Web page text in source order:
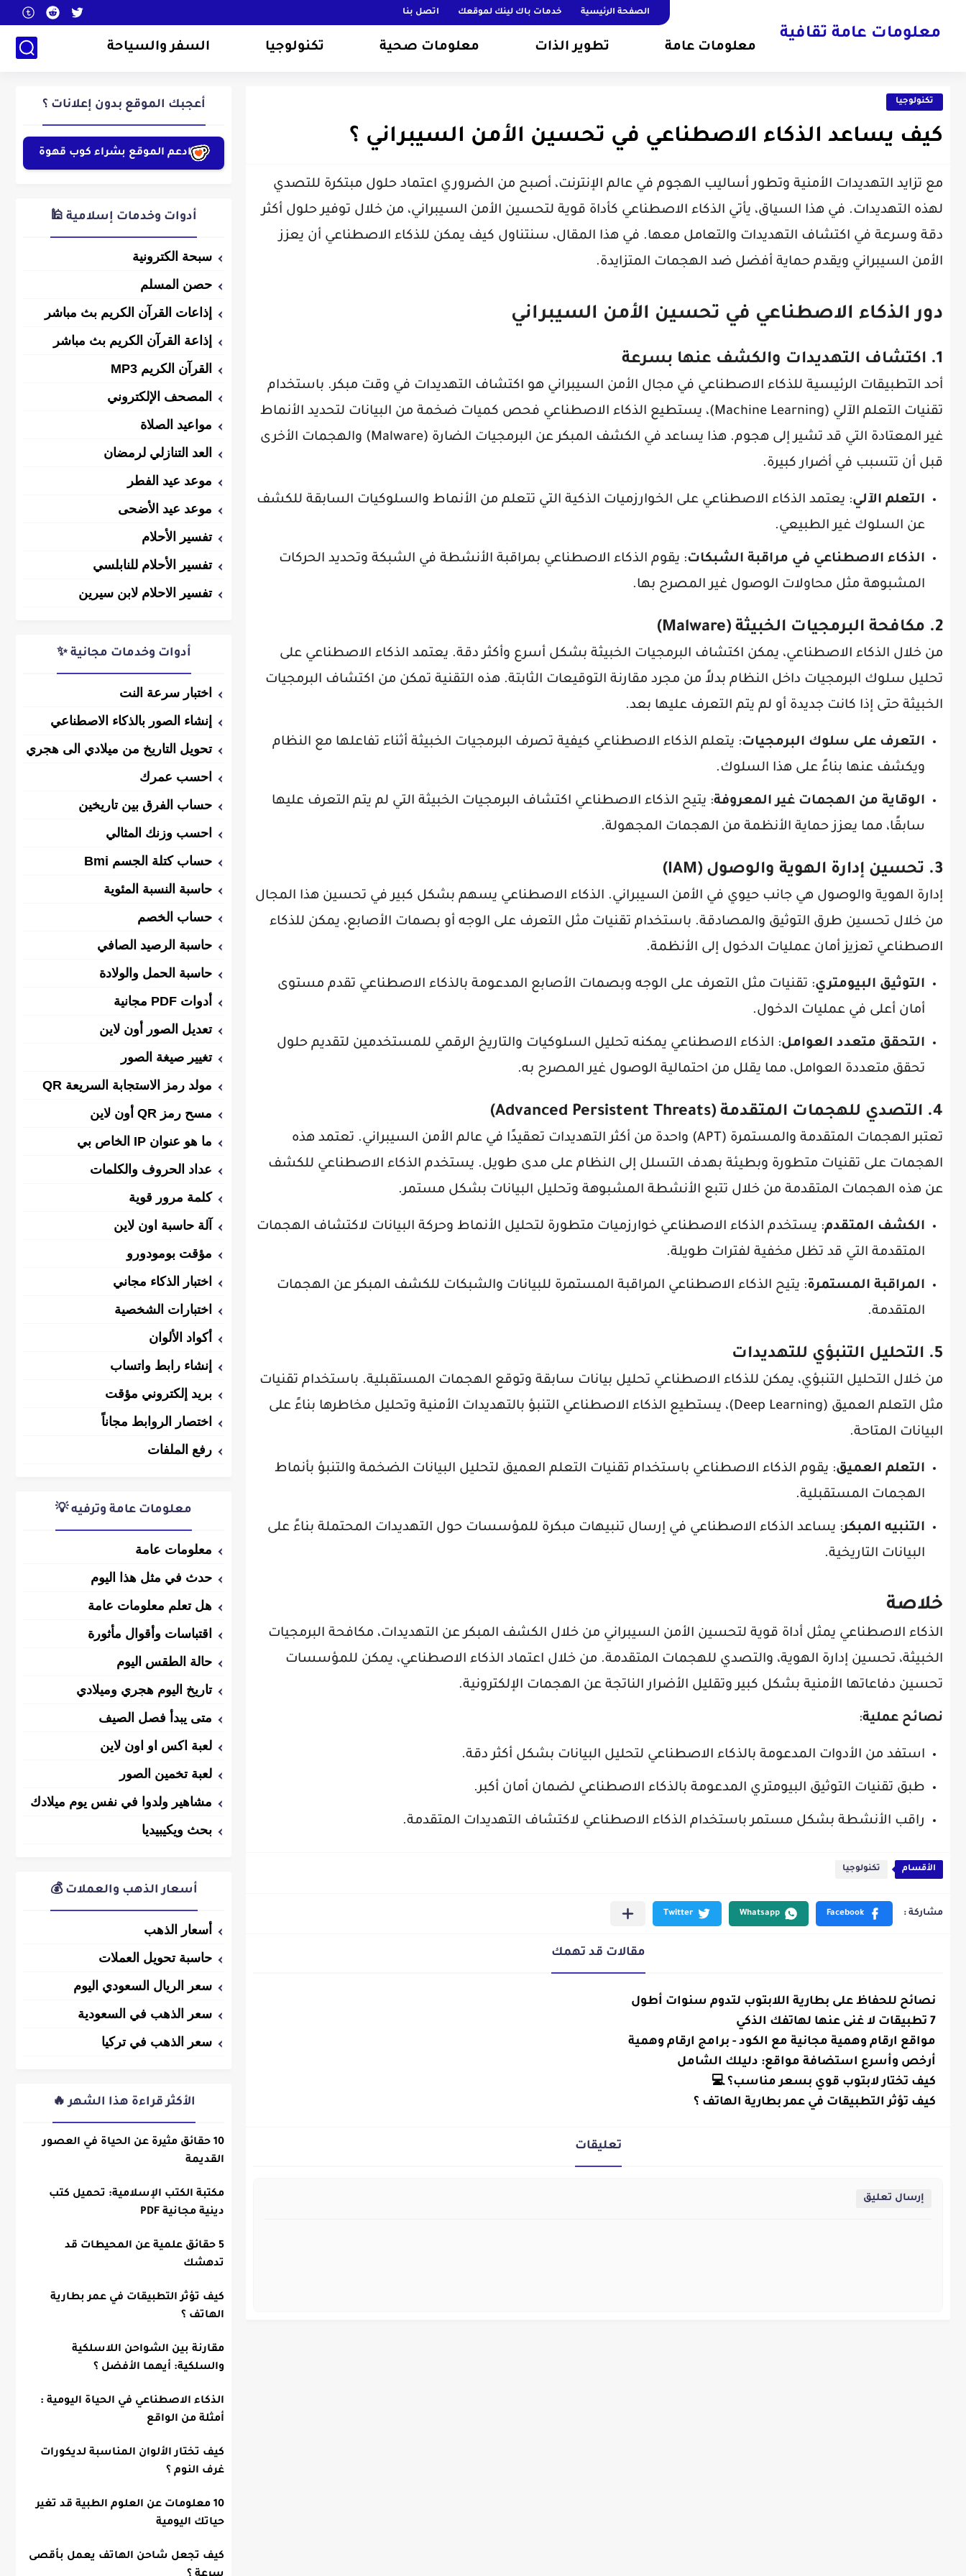
الصفحة الرئيسية خدمات باك لينك لموقعك اتصل بنا
معلومات عامة ثقافية
معلومات عامة تطوير الذات معلومات صحية تكنولوجيا السفر والسياحة
تكنولوجيا
كيف يساعد الذكاء الاصطناعي في تحسين الأمن السيبراني ؟
مع تزايد التهديدات الأمنية وتطور أساليب الهجوم في عالم الإنترنت، أصبح من الضروري اعتماد حلول مبتكرة للتصدي
لهذه التهديدات. في هذا السياق، يأتي الذكاء الاصطناعي كأداة قوية لتحسين الأمن السيبراني، من خلال توفير حلول أكثر
دقة وسرعة في اكتشاف التهديدات والتعامل معها. في هذا المقال، سنتناول كيف يمكن للذكاء الاصطناعي أن يعزز
الأمن السيبراني ويقدم حماية أفضل ضد الهجمات المتزايدة.
دور الذكاء الاصطناعي في تحسين الأمن السيبراني
1. اكتشاف التهديدات والكشف عنها بسرعة
أحد التطبيقات الرئيسية للذكاء الاصطناعي في مجال الأمن السيبراني هو اكتشاف التهديدات في وقت مبكر. باستخدام
تقنيات التعلم الآلي (Machine Learning)، يستطيع الذكاء الاصطناعي فحص كميات ضخمة من البيانات لتحديد الأنماط
غير المعتادة التي قد تشير إلى هجوم. هذا يساعد في الكشف المبكر عن البرمجيات الضارة (Malware) والهجمات الأخرى
قبل أن تتسبب في أضرار كبيرة.
التعلم الآلي: يعتمد الذكاء الاصطناعي على الخوارزميات الذكية التي تتعلم من الأنماط والسلوكيات السابقة للكشف
عن السلوك غير الطبيعي.
الذكاء الاصطناعي في مراقبة الشبكات: يقوم الذكاء الاصطناعي بمراقبة الأنشطة في الشبكة وتحديد الحركات
المشبوهة مثل محاولات الوصول غير المصرح بها.
2. مكافحة البرمجيات الخبيثة (Malware)
من خلال الذكاء الاصطناعي، يمكن اكتشاف البرمجيات الخبيثة بشكل أسرع وأكثر دقة. يعتمد الذكاء الاصطناعي على
تحليل سلوك البرمجيات داخل النظام بدلاً من مجرد مقارنة التوقيعات الثابتة. هذه التقنية تمكن من اكتشاف البرمجيات
الخبيثة حتى إذا كانت جديدة أو لم يتم التعرف عليها بعد.
التعرف على سلوك البرمجيات: يتعلم الذكاء الاصطناعي كيفية تصرف البرمجيات الخبيثة أثناء تفاعلها مع النظام
ويكشف عنها بناءً على هذا السلوك.
الوقاية من الهجمات غير المعروفة: يتيح الذكاء الاصطناعي اكتشاف البرمجيات الخبيثة التي لم يتم التعرف عليها
سابقًا، مما يعزز حماية الأنظمة من الهجمات المجهولة.
3. تحسين إدارة الهوية والوصول (IAM)
إدارة الهوية والوصول هي جانب حيوي في الأمن السيبراني. الذكاء الاصطناعي يسهم بشكل كبير في تحسين هذا المجال
من خلال تحسين طرق التوثيق والمصادقة. باستخدام تقنيات مثل التعرف على الوجه أو بصمات الأصابع، يمكن للذكاء
الاصطناعي تعزيز أمان عمليات الدخول إلى الأنظمة.
التوثيق البيومتري: تقنيات مثل التعرف على الوجه وبصمات الأصابع المدعومة بالذكاء الاصطناعي تقدم مستوى
أمان أعلى في عمليات الدخول.
التحقق متعدد العوامل: الذكاء الاصطناعي يمكنه تحليل السلوكيات والتاريخ الرقمي للمستخدمين لتقديم حلول
تحقق متعددة العوامل، مما يقلل من احتمالية الوصول غير المصرح به.
4. التصدي للهجمات المتقدمة (Advanced Persistent Threats)
تعتبر الهجمات المتقدمة والمستمرة (APT) واحدة من أكثر التهديدات تعقيدًا في عالم الأمن السيبراني. تعتمد هذه
الهجمات على تقنيات متطورة وبطيئة بهدف التسلل إلى النظام على مدى طويل. يستخدم الذكاء الاصطناعي للكشف
عن هذه الهجمات المتقدمة من خلال تتبع الأنشطة المشبوهة وتحليل البيانات بشكل مستمر.
الكشف المتقدم: يستخدم الذكاء الاصطناعي خوارزميات متطورة لتحليل الأنماط وحركة البيانات لاكتشاف الهجمات
المتقدمة التي قد تظل مخفية لفترات طويلة.
المراقبة المستمرة: يتيح الذكاء الاصطناعي المراقبة المستمرة للبيانات والشبكات للكشف المبكر عن الهجمات
المتقدمة.
5. التحليل التنبؤي للتهديدات
من خلال التحليل التنبؤي، يمكن للذكاء الاصطناعي تحليل بيانات سابقة وتوقع الهجمات المستقبلية. باستخدام تقنيات
مثل التعلم العميق (Deep Learning)، يستطيع الذكاء الاصطناعي التنبؤ بالتهديدات الأمنية وتحليل مخاطرها بناءً على
البيانات المتاحة.
التعلم العميق: يقوم الذكاء الاصطناعي باستخدام تقنيات التعلم العميق لتحليل البيانات الضخمة والتنبؤ بأنماط
الهجمات المستقبلية.
التنبيه المبكر: يساعد الذكاء الاصطناعي في إرسال تنبيهات مبكرة للمؤسسات حول التهديدات المحتملة بناءً على
البيانات التاريخية.
خلاصة
الذكاء الاصطناعي يمثل أداة قوية لتحسين الأمن السيبراني من خلال الكشف المبكر عن التهديدات، مكافحة البرمجيات
الخبيثة، تحسين إدارة الهوية، والتصدي للهجمات المتقدمة. من خلال اعتماد الذكاء الاصطناعي، يمكن للمؤسسات
تحسين دفاعاتها الأمنية بشكل كبير وتقليل الأضرار الناتجة عن الهجمات الإلكترونية.
نصائح عملية:
استفد من الأدوات المدعومة بالذكاء الاصطناعي لتحليل البيانات بشكل أكثر دقة.
طبق تقنيات التوثيق البيومتري المدعومة بالذكاء الاصطناعي لضمان أمان أكبر.
راقب الأنشطة بشكل مستمر باستخدام الذكاء الاصطناعي لاكتشاف التهديدات المتقدمة.
الأقسام تكنولوجيا
مقالات قد تهمك
تكنولوجيا
نصائح للحفاظ على بطارية اللابتوب لتدوم سنوات أطول
تكنولوجيا 7 تطبيقات لا غنى عنها لهاتفك الذكي
تكنولوجيا
مواقع ارقام وهمية مجانية مع الكود - برامج ارقام وهمية
تكنولوجيا
أرخص وأسرع استضافة مواقع: دليلك الشامل
تكنولوجيا
كيف تختار لابتوب قوي بسعر مناسب؟ 💻
تكنولوجيا
كيف تؤثر التطبيقات في عمر بطارية الهاتف ؟
تعليقات
إرسال تعليق
أعجبك الموقع بدون إعلانات ؟
ادعم الموقع بشراء كوب قهوة
أدوات وخدمات إسلامية 🕌
سبحة الكترونية
حصن المسلم
إذاعات القرآن الكريم بث مباشر
إذاعة القرآن الكريم بث مباشر
القرآن الكريم MP3
المصحف الإلكتروني
مواعيد الصلاة
العد التنازلي لرمضان
موعد عيد الفطر
موعد عيد الأضحى
تفسير الأحلام
تفسير الأحلام للنابلسي
تفسير الاحلام لابن سيرين
أدوات وخدمات مجانية ✨
اختبار سرعة النت
إنشاء الصور بالذكاء الاصطناعي
تحويل التاريخ من ميلادي الى هجري
احسب عمرك
حساب الفرق بين تاريخين
احسب وزنك المثالي
حساب كتلة الجسم Bmi
حاسبة النسبة المئوية
حساب الخصم
حاسبة الرصيد الصافي
حاسبة الحمل والولادة
أدوات PDF مجانية
تعديل الصور أون لاين
تغيير صيغة الصور
مولد رمز الاستجابة السريعة QR
مسح رمز QR أون لاين
ما هو عنوان IP الخاص بي
عداد الحروف والكلمات
كلمة مرور قوية
آلة حاسبة اون لاين
مؤقت بومودورو
اختبار الذكاء مجاني
اختبارات الشخصية
أكواد الألوان
إنشاء رابط واتساب
بريد إلكتروني مؤقت
اختصار الروابط مجاناً
رفع الملفات
معلومات عامة وترفيه 💡
معلومات عامة
حدث في مثل هذا اليوم
هل تعلم معلومات عامة
اقتباسات وأقوال مأثورة
حالة الطقس اليوم
تاريخ اليوم هجري وميلادي
متى يبدأ فصل الصيف
لعبة اكس او اون لاين
لعبة تخمين الصور
مشاهير ولدوا في نفس يوم ميلادك
بحث ويكيبيديا
أسعار الذهب والعملات 💰
أسعار الذهب
حاسبة تحويل العملات
سعر الريال السعودي اليوم
سعر الذهب في السعودية
سعر الذهب في تركيا
الأكثر قراءة هذا الشهر 🔥
10 حقائق مثيرة عن الحياة في العصور
القديمة
مكتبة الكتب الإسلامية: تحميل كتب
دينية مجانية PDF
5 حقائق علمية عن المحيطات قد
تدهشك
كيف تؤثر التطبيقات في عمر بطارية
الهاتف ؟
مقارنة بين الشواحن اللاسلكية
والسلكية: أيهما الأفضل ؟
الذكاء الاصطناعي في الحياة اليومية :
أمثلة من الواقع
كيف تختار الألوان المناسبة لديكورات
غرف النوم ؟
10 معلومات عن العلوم الطبية قد تغير
حياتك اليومية
كيف تجعل شاحن الهاتف يعمل بأقصى